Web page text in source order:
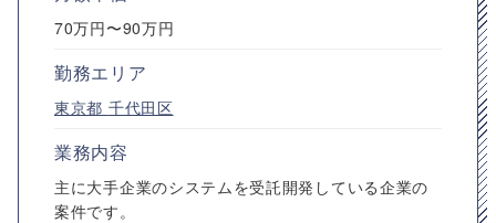
70万円〜90万円
勤務エリア
東京都 千代田区
業務内容
主に大手企業のシステムを受託開発している企業の
案件です。